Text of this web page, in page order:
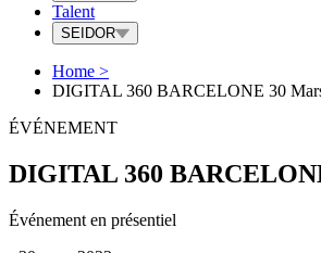
Talent
SEIDOR
Home >
DIGITAL 360 BARCELONE 30
ÉVÉNEMENT
DIGITAL 360
Événement en présentiel